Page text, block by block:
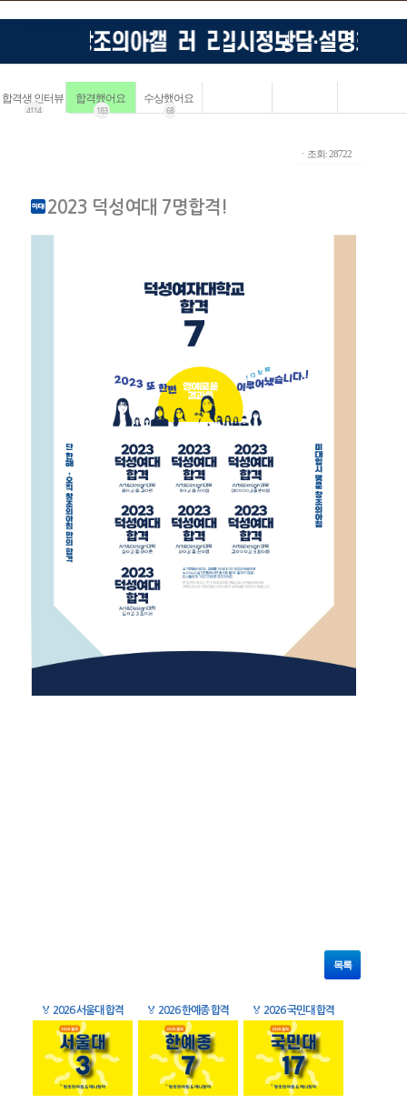
합격생 인터뷰
4114
합격했어요
183
수상했어요
68
ㆍ조회: 28722
2023 덕성여대 7명합격!
목록
🏅 2026 서울대 합격 🏅 2026 한예종 합격 🏅 2026 국민대 합격